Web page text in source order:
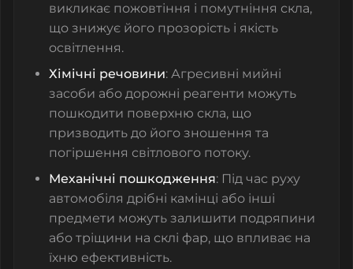
викликає пожовтіння і помутніння скла,
що знижує його прозорість і якість
освітлення.
Хімічні речовини: Агресивні мийні
засоби або дорожні реагенти можуть
пошкодити поверхню скла, що
призводить до його зношення та
погіршення світлового потоку.
Механічні пошкодження: Під час руху
автомобіля дрібні камінці або інші
предмети можуть залишити подряпини
або тріщини на склі фар, що впливає на
їхню ефективність.